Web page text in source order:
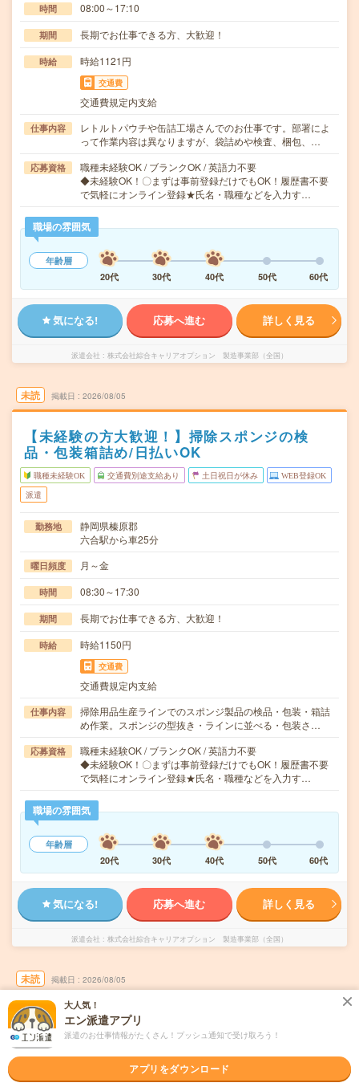
時間 08:00～17:10
期間 長期でお仕事できる方、大歓迎！
時給 時給1121円
交通費
交通費規定内支給
仕事内容
レトルトパウチや缶詰工場さんでのお仕事です。部署によ
って作業内容は異なりますが、袋詰めや検査、梱包、…
応募資格
職種未経験OK / ブランクOK / 英語力不要
◆未経験OK！〇まずは事前登録だけでもOK！履歴書不要
で気軽にオンライン登録★氏名・職種などを入力す…
職場の雰囲気
年齢層
20代
30代 40代 50代 60代
気になる! 応募へ進む 詳しく見る
派遣会社 株式会社綜合キャリアオプション 製造事業部（全国）
未読 掲載日 2026/08/05
【未経験の方大歓迎！】掃除スポンジの検
品・包装箱詰め/日払いOK
職種未経験OK 交通費別途支給あり 土日祝日が休み WEB登録OK
派遣
勤務地
静岡県榛原郡
六合駅から車25分
曜日頻度 月～金
時間 08:30～17:30
期間 長期でお仕事できる方、大歓迎！
時給 時給1150円
交通費
交通費規定内支給
仕事内容
掃除用品生産ラインでのスポンジ製品の検品・包装・箱詰
め作業。スポンジの型抜き・ラインに並べる・包装さ…
応募資格
職種未経験OK / ブランクOK / 英語力不要
◆未経験OK！〇まずは事前登録だけでもOK！履歴書不要
で気軽にオンライン登録★氏名・職種などを入力す…
職場の雰囲気
年齢層
20代
30代 40代 50代 60代
気になる! 応募へ進む 詳しく見る
派遣会社 株式会社綜合キャリアオプション 製造事業部（全国）
未読 掲載日 2026/08/05
【未経験でも活躍できる！】ワイヤーハーネ
スの端子圧着・溶着/日払いOK
職種未経験OK 交通費別途支給あり 土日祝日が休み WEB登録OK
大人気！
エン派遣アプリ
派遣のお仕事情報がたくさん！プッシュ通知で受け取ろう！
アプリをダウンロード